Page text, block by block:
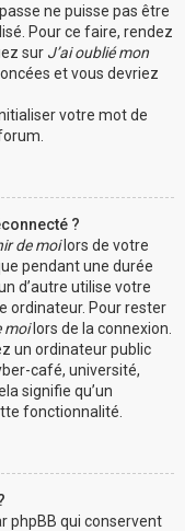
ne puisse pas être
Pour ce faire, rendez
sur J’ai oublié mon
et vous devriez
votre mot de
?
de moilors de votre
pendant une durée
d’autre utilise votre
ordinateur. Pour rester
moilors de la connexion.
un ordinateur public
café, université,
signifie qu’un
fonctionnalité.
phpBB qui conservent